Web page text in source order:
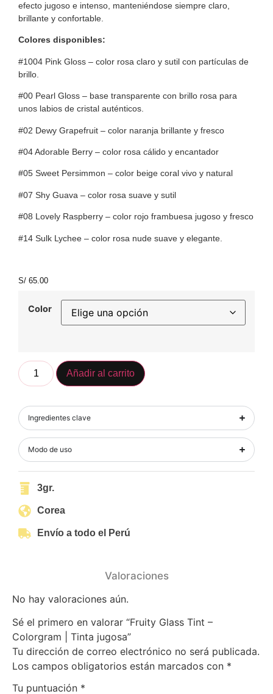
efecto jugoso e intenso, manteniéndose siempre claro,
brillante y confortable.
Colores disponibles:
#1004 Pink Gloss – color rosa claro y sutil con partículas de
brillo.
#00 Pearl Gloss – base transparente con brillo rosa para
unos labios de cristal auténticos.
#02 Dewy Grapefruit – color naranja brillante y fresco
#04 Adorable Berry – color rosa cálido y encantador
#05 Sweet Persimmon – color beige coral vivo y natural
#07 Shy Guava – color rosa suave y sutil
#08 Lovely Raspberry – color rojo frambuesa jugoso y fresco
#14 Sulk Lychee – color rosa nude suave y elegante.
S/ 65.00
Color
Añadir al carrito
Ingredientes clave
Modo de uso
3gr.
Corea
Envío a todo el Perú
Valoraciones
No hay valoraciones aún.
Sé el primero en valorar “Fruity Glass Tint –
Colorgram | Tinta jugosa”
Tu dirección de correo electrónico no será publicada.
Los campos obligatorios están marcados con *
Tu puntuación *